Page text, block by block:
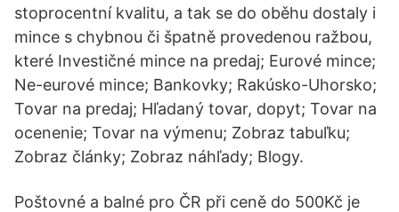
stoprocentní kvalitu, a tak se do oběhu dostaly i
mince s chybnou či špatně provedenou ražbou,
které Investičné mince na predaj; Eurové mince;
Ne-eurové mince; Bankovky; Rakúsko-Uhorsko;
Tovar na predaj; Hľadaný tovar, dopyt; Tovar na
ocenenie; Tovar na výmenu; Zobraz tabuľku;
Zobraz články; Zobraz náhľady; Blogy.
Poštovné a balné pro ČR při ceně do 500Kč je